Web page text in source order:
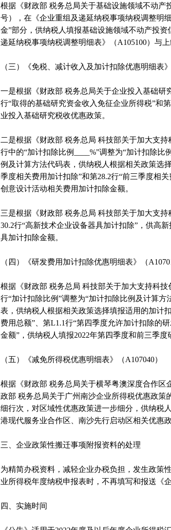
根据《财政部 税务总局关于基础设施领域不动产
号），在《企业重组及递延纳税事项纳税调整明
金”部分，供纳税人填报基础设施领域不动产投
递延纳税事项纳税调整明细表》（A105100）与
（三）《免税、减计收入及加计扣除优惠明细表》
一是根据《财政部 税务总局关于企业投入基础研
行“取得的基础研究资金收入免征企业所得税”和
业投入基础研究税收优惠政策。
二是根据《财政部 税务总局 科技部关于加大支
行中的“加计扣除比例____%”调整为“加计扣除
例及计算方法代码表，供纳税人根据相关政策选
季度相关费用加计扣除”和第28.2行“前三季度相
创意设计活动相关费用加计扣除金额。
三是根据《财政部 税务总局 科技部关于加大支
30.2行“高新技术企业设备器具加计扣除”，供高
具加计扣除金额。
（四）《研发费用加计扣除优惠明细表》（
根据《财政部 税务总局 科技部关于加大支持科
行“加计扣除比例”调整为“加计扣除比例及计算
表，供纳税人根据相关政策选择填报适用的加计
费用总额”、第L1.1行“第四季度允许加计扣除的
金额”，供纳税人填报2022年第四季度和前三季度
（五）《减免所得税优惠明细表》（A107040）
根据《财政部 税务总局关于横琴粤澳深度合作区
政部 税务总局关于广州南沙企业所得税优惠政策
细行次，对区域性优惠政策进一步细分，供纳税
港现代服务业合作区、南沙先行启动区相关优惠政
三、企业政策性搬迁事项附报资料的处理
为精简办税资料，减轻企业办税负担，发生政策
业所得税年度纳税申报表时，不再填写和报送《
四、实施时间